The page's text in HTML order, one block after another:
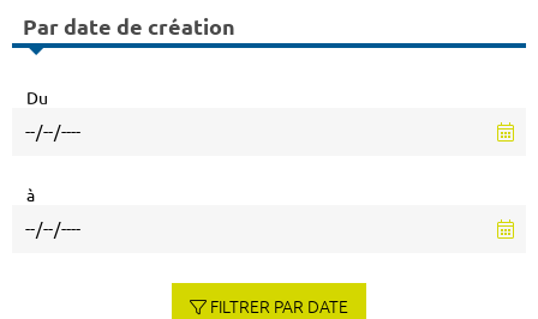
Par date de création
Du
à
FILTRER PAR DATE